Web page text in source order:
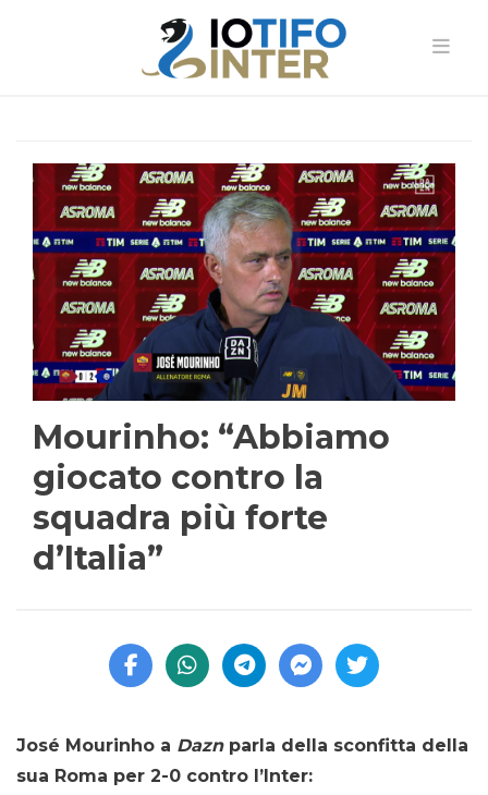
Mourinho: “Abbiamo
giocato contro la
squadra più forte
d’Italia”
José Mourinho a Daznparla della sconfitta della
sua Roma per 2-0 contro l’Inter: